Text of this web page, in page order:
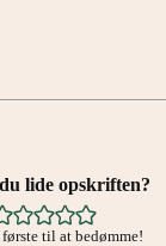
lide opskriften?
til at bedømme!